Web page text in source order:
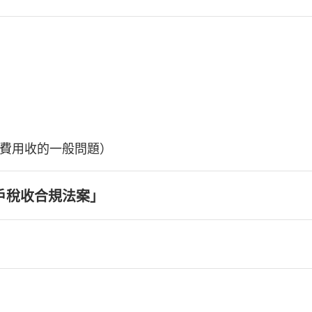
用收的一般問題）
收合規法案」